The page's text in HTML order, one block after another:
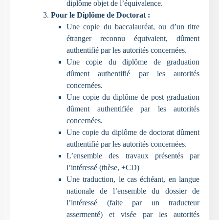
diplôme objet de l’équivalence.
Pour le Diplôme de Doctorat :
Une copie du baccalauréat, ou d’un titre
étranger reconnu équivalent, dûment
authentifié par les autorités concernées.
Une copie du diplôme de graduation
dûment authentifié par les autorités
concernées.
Une copie du diplôme de post graduation
dûment authentifiée par les autorités
concernées.
Une copie du diplôme de doctorat dûment
authentifié par les autorités concernées.
L’ensemble des travaux présentés par
l’intéressé (thèse, +CD)
Une traduction, le cas échéant, en langue
nationale de l’ensemble du dossier de
l’intéressé (faite par un traducteur
assermenté) et visée par les autorités